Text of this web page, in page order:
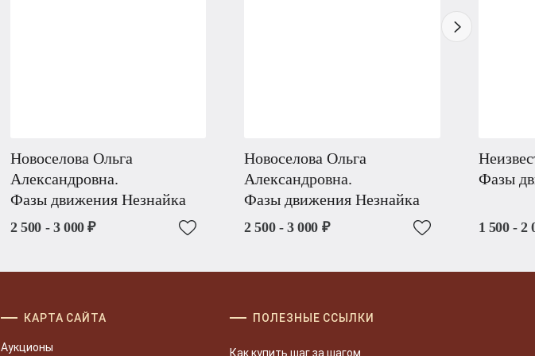
Новоселова Ольга
Александровна.
Фазы движения Незнайка
2 500 - 3 000 ₽
Новоселова Ольга
Александровна.
Фазы движения Незнайка
2 500 - 3 000 ₽
Фазы
1 500 - 2
КАРТА САЙТА
Аукционы
ПОЛЕЗНЫЕ ССЫЛКИ
Как купить шаг за шагом